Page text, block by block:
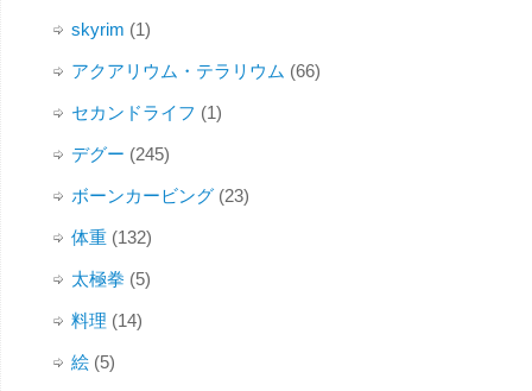
skyrim (1)
アクアリウム・テラリウム (66)
セカンドライフ (1)
デグー (245)
ボーンカービング(23)
体重(132)
太極拳 (5)
料理 (14)
絵(5)